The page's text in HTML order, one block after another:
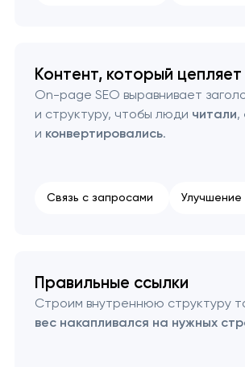
Контент, который цепляет
On-page SEO выравнивает
и структуру, чтобы люди читали,
и конвертировались.
Связь с запросами Улучшение
Правильные ссылки
Строим внутреннюю структуру
вес накапливался на нужных